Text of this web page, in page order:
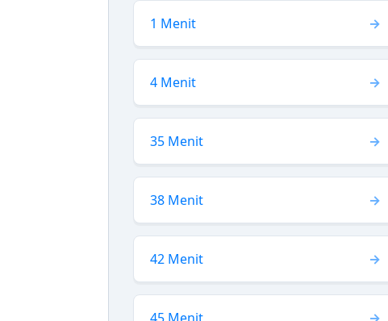
1 Menit
4 Menit
35 Menit
38 Menit
42 Menit